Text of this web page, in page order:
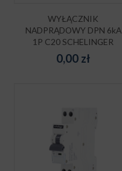
WYŁĄCZNIK
NADPRĄDOWY DPN 6kA
1P C20 SCHELINGER
0,00 zł